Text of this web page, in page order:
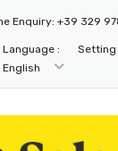
Enquiry: +39 329
Setting
Language :
English